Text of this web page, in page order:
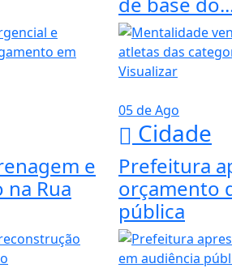
Visualizar
e
Rua
05 de Ago
Cidade
Prefeitura
orçamento
pública